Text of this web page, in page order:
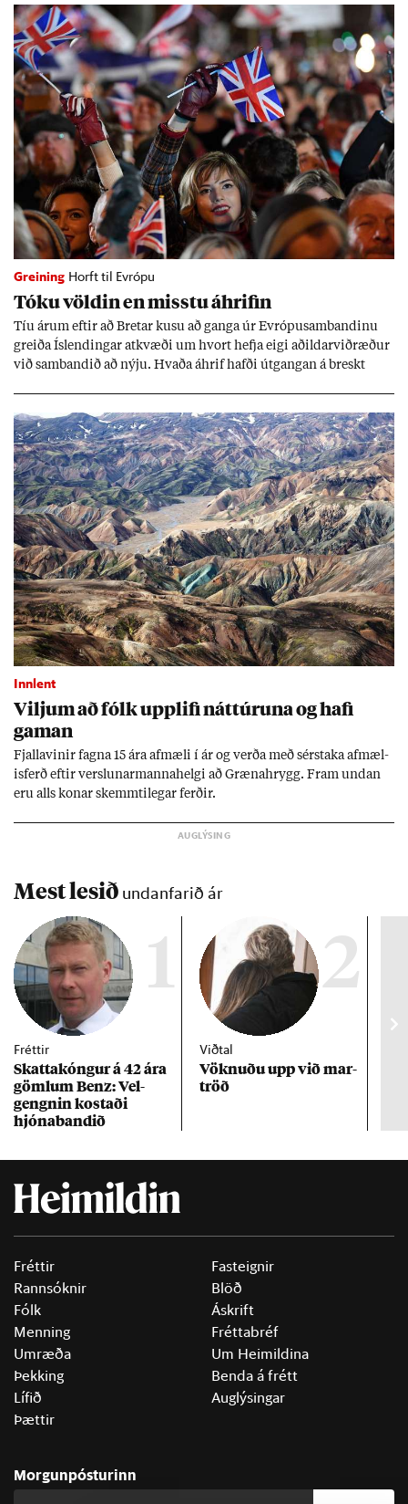
Greining Horft til Evrópu
Tóku völd­in en misstu áhrif­in
Tíu ár­um eft­ir að Bret­ar kusu að ganga úr Evr­ópu­sam­band­inu
greiða Ís­lend­ing­ar at­kvæði um hvort hefja eigi að­ild­ar­við­ræð­ur
við sam­band­ið að nýju. Hvaða áhrif hafði út­gang­an á breskt
Innlent
Vilj­um að fólk upp­lifi nátt­úr­una og hafi
gam­an
Fjalla­vin­ir fagna 15 ára af­mæli í ár og verða með sér­staka af­mæl­
is­ferð eft­ir versl­un­ar­manna­helgi að Græna­hrygg. Fram und­an
eru alls kon­ar skemmti­leg­ar ferð­ir.
Mest lesið undanfarið ár
1
Fréttir
Skattakóng­ur á 42 ára
göml­um Benz: Vel­
gengn­in kostaði
hjóna­band­ið
2
Viðtal
Vökn­uðu upp við mar­
tröð
Fréttir
Rannsóknir
Fólk
Menning
Umræða
Þekking
Lífið
Þættir
Fasteignir
Blöð
Áskrift
Fréttabréf
Um Heimildina
Benda á frétt
Auglýsingar
Morgunpósturinn